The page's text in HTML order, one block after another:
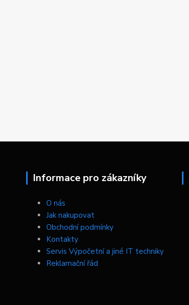
Informace pro zákazníky
O nás
Jak nakupovat
Obchodní podmínky
Kontakty
Servis Výpočetní a jiné IT techniky
Reklamační řád